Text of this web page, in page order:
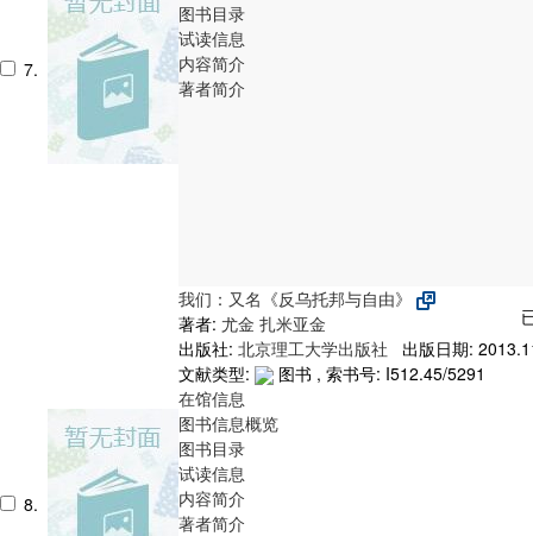
7.
图书目录
试读信息
内容简介
著者简介
8.
我们：又名《反乌托邦与自由》
著者: 尤金 扎米亚金
出版社: 北京理工大学出版社
出版日期:
文献类型:
图书 , 索书号: I512.45/5291
在馆信息
图书信息概览
图书目录
试读信息
内容简介
著者简介